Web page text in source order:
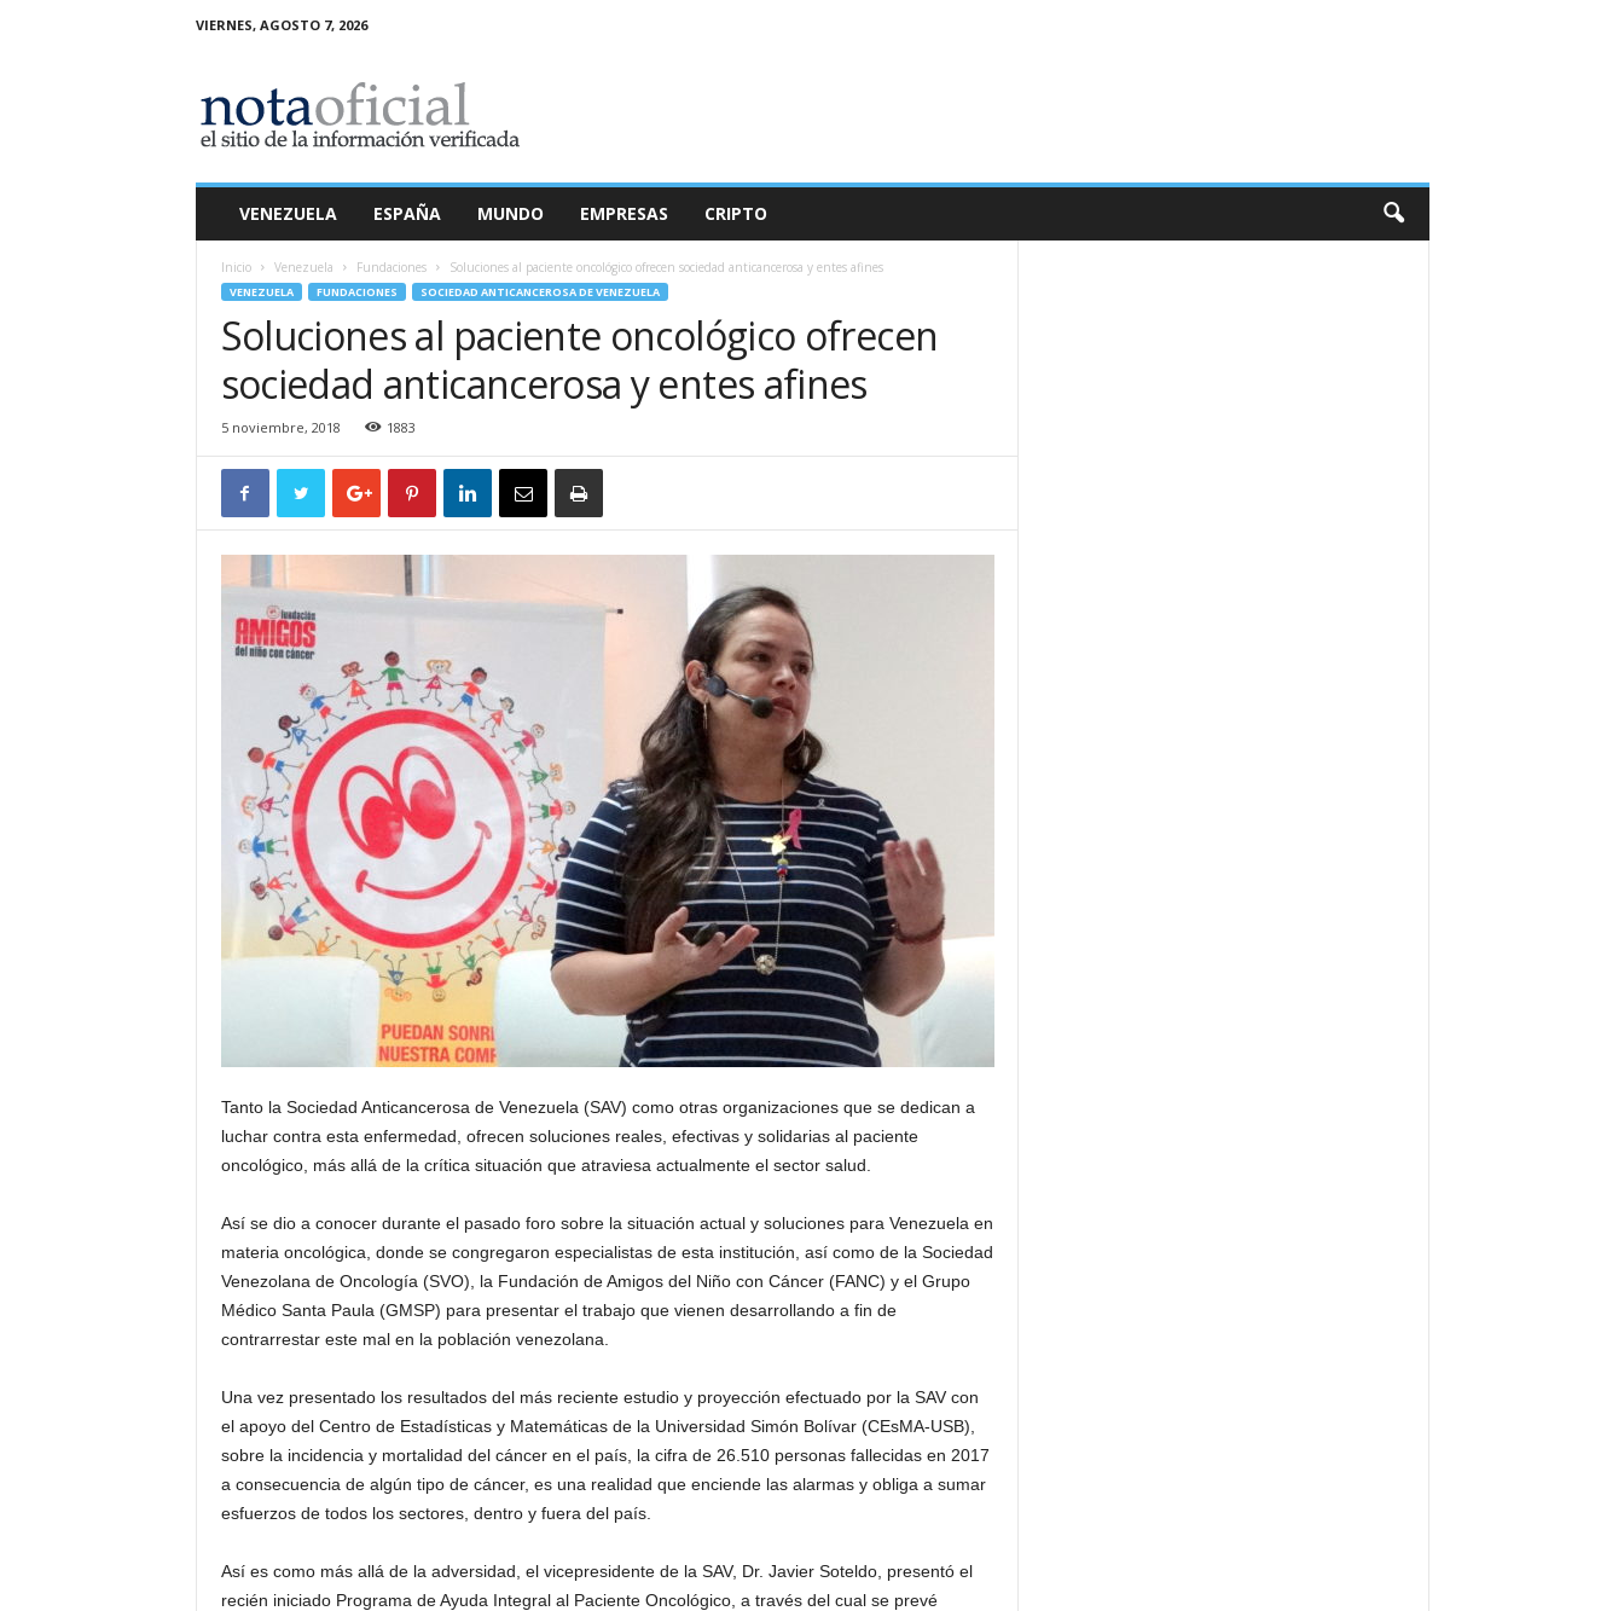
VIERNES, AGOSTO 7, 2026
a
O
VENEZUELA ESPAÑA MUNDO EMPRESAS CRIPTO
Inicio Venezuela Fundaciones Soluciones al paciente oncológico ofrecen sociedad anticancerosa y entes afines
VENEZUELA FUNDACIONES SOCIEDAD ANTICANCEROSA DE VENEZUELA
Soluciones al paciente oncológico ofrecen
sociedad anticancerosa y entes afines
5 noviembre, 2018 1883
Tanto la Sociedad Anticancerosa de Venezuela (SAV) como otras organizaciones que se dedican a
luchar contra esta enfermedad, ofrecen soluciones reales, efectivas y solidarias al paciente
oncológico, más allá de la crítica situación que atraviesa actualmente el sector salud.
Así se dio a conocer durante el pasado foro sobre la situación actual y soluciones para Venezuela en
materia oncológica, donde se congregaron especialistas de esta institución, así como de la Sociedad
Venezolana de Oncología (SVO), la Fundación de Amigos del Niño con Cáncer (FANC) y el Grupo
Médico Santa Paula (GMSP) para presentar el trabajo que vienen desarrollando a fin de
contrarrestar este mal en la población venezolana.
Una vez presentado los resultados del más reciente estudio y proyección efectuado por la SAV con
el apoyo del Centro de Estadísticas y Matemáticas de la Universidad Simón Bolívar (CEsMA-USB),
sobre la incidencia y mortalidad del cáncer en el país, la cifra de 26.510 personas fallecidas en 2017
a consecuencia de algún tipo de cáncer, es una realidad que enciende las alarmas y obliga a sumar
esfuerzos de todos los sectores, dentro y fuera del país.
Así es como más allá de la adversidad, el vicepresidente de la SAV, Dr. Javier Soteldo, presentó el
recién iniciado Programa de Ayuda Integral al Paciente Oncológico, a través del cual se prevé